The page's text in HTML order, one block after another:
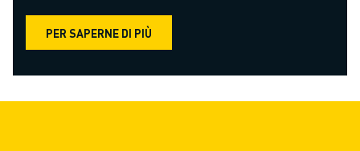
PER SAPERNE DI PIÙ